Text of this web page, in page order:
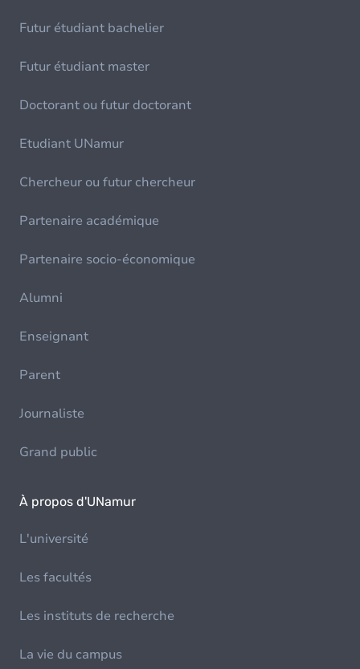
Futur étudiant bachelier
Futur étudiant master
Doctorant ou futur doctorant
Etudiant UNamur
Chercheur ou futur chercheur
Partenaire académique
Partenaire socio-économique
Alumni
Enseignant
Parent
Journaliste
Grand public
À propos d'UNamur
L'université
Les facultés
Les instituts de recherche
La vie du campus